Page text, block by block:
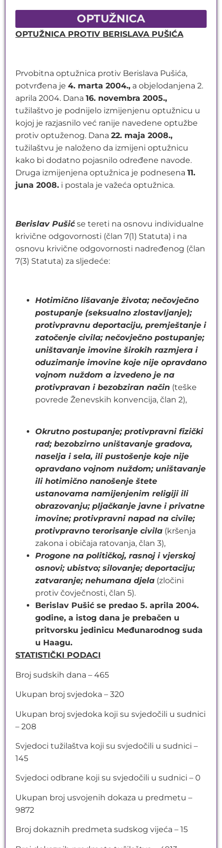
OPTUŽNICA
OPTUŽNICA PROTIV BERISLAVA PUŠIĆA
Prvobitna optužnica protiv Berislava Pušića,
potvrđena je 4. marta 2004., a objelodanjena 2.
aprila 2004. Dana 16. novembra 2005.,
tužilaštvo je podnijelo izmijenjenu optužnicu u
kojoj je razjasnilo već ranije navedene optužbe
protiv optuženog. Dana 22. maja 2008.,
tužilaštvu je naloženo da izmijeni optužnicu
kako bi dodatno pojasnilo određene navode.
Druga izmijenjena optužnica je podnesena 11.
juna 2008. i postala je važeća optužnica.
Berislav Pušićse tereti na osnovu individualne
krivične odgovornosti (član 7(1) Statuta) i na
osnovu krivične odgovornosti nadređenog (član
7(3) Statuta) za sljedeće:
Hotimično lišavanje života; nečovječno
postupanje (seksualno zlostavljanje);
protivpravnu deportaciju, premještanje i
zatočenje civila; nečovječno postupanje;
uništavanje imovine širokih razmjera i
oduzimanje imovine koje nije opravdano
vojnom nuždom a izvedeno je na
protivpravan i bezobziran način (teške
povrede Ženevskih konvencija, član 2),
Okrutno postupanje; protivpravni fizički
rad; bezobzirno uništavanje gradova,
naselja i sela, ili pustošenje koje nije
opravdano vojnom nuždom; uništavanje
ili hotimično nanošenje štete
ustanovama namijenjenim religiji ili
obrazovanju; pljačkanje javne i privatne
imovine; protivpravni napad na civile;
protivpravno terorisanje civila (kršenja
zakona i običaja ratovanja, član 3),
Progone na političkoj, rasnoj i vjerskoj
osnovi; ubistvo; silovanje; deportaciju;
zatvaranje; nehumana djela (zločini
protiv čovječnosti, član 5).
Berislav Pušić se predao 5. aprila 2004.
godine, a istog dana je prebačen u
pritvorsku jedinicu Međunarodnog suda
u Haagu.
STATISTIČKI PODACI
Broj sudskih dana – 465
Ukupan broj svjedoka – 320
Ukupan broj svjedoka koji su svjedočili u sudnici
– 208
Svjedoci tužilaštva koji su svjedočili u sudnici –
145
Svjedoci odbrane koji su svjedočili u sudnici – 0
Ukupan broj usvojenih dokaza u predmetu –
9872
Broj dokaznih predmeta sudskog vijeća – 15